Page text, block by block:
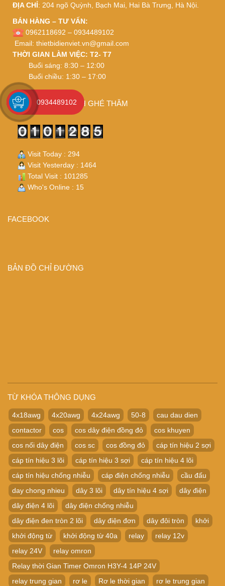
ĐỊA CHỈ: 204 ngõ Quỳnh, Bạch Mai, Hai Bà Trưng, Hà Nội.
BÁN HÀNG – TƯ VẤN:
0962118692 – 0934489102
Email: thietbidienviet.vn@gmail.com
THỜI GIAN LÀM VIỆC: T2- T7
Buổi sáng: 8:30 – 12:00
Buổi chiều: 1:30 – 17:00
CÁM ƠN QUÝ KHÁCH GHÉ THĂM
Visit Today : 294
Visit Yesterday : 1464
Total Visit : 101285
Who's Online : 15
FACEBOOK
BẢN ĐỒ CHỈ ĐƯỜNG
TỪ KHÓA THÔNG DỤNG
4x18awg 4x20awg 4x24awg 50-8
cau dau dien
contactor
cos cos dây điện đồng đỏ
cos khuyen
cos nối dây điện
cos sc cos đồng đỏ
cáp tín hiệu 2 sợi
cáp tín hiệu 3 lõi
cáp tín hiệu 3 sợi
cáp tín hiệu 4 lõi
cáp tín hiệu chống nhiễu
cáp điện chống nhiễu
cầu đấu
day chong nhieu
dây 3 lõi dây tín hiệu 4 sợi
dây điện
dây điện 4 lõi
dây điện chống nhiễu
dây điện đen tròn 2 lõi
dây điện đơn dây đôi tròn
khởi
khởi động từ
khởi động từ 40a relay
relay 12v
relay 24V
relay omron
Relay thời Gian Timer Omron H3Y-4 14P 24V
relay trung gian
rơ le Rơ le thời gian rơ le trung gian
0934489102